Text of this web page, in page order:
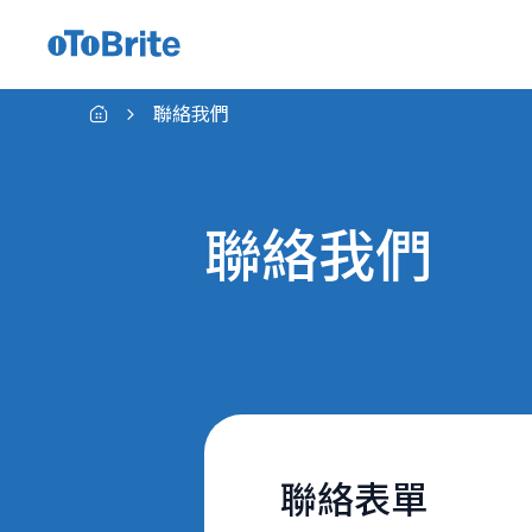
聯絡我們
聯絡我們
聯絡表單